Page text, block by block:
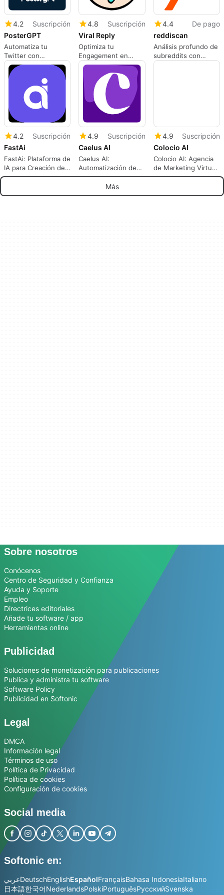
4.2
Suscripción
PosterGPT
Automatiza tu
Twitter con
PosterGPT
4.8
Suscripción
Viral Reply
Optimiza tu
Engagement en
Redes Sociales
4.4
De pago
reddiscan
Análisis profundo de
subreddits con
reddiscan
4.2
Suscripción
FastAi
FastAi: Plataforma de
IA para Creación de
Contenido
4.9
Suscripción
Caelus AI
Caelus AI:
Automatización de
Adquisición de
Usuarios
4.9
Suscripción
Colocio AI
Colocio AI: Agencia
de Marketing Virtual
Integral
Más
Sobre nosotros
Conócenos
Centro de Seguridad y Confianza
Ayuda y Soporte
Empleo
Directrices editoriales
Añade tu software / app
Herramientas online
Publicidad
Soluciones de monetización para publicaciones
Publica y administra tu software
Software Policy
Publicidad en Softonic
Legal
DMCA
Información legal
Términos de uso
Política de Privacidad
Política de cookies
Configuración de cookies
Social media
Softonic en:
عربيDeutschEnglishEspañolFrançaisBahasa IndonesiaItaliano
日本語한국어NederlandsPolskiPortuguêsРусскийSvenska